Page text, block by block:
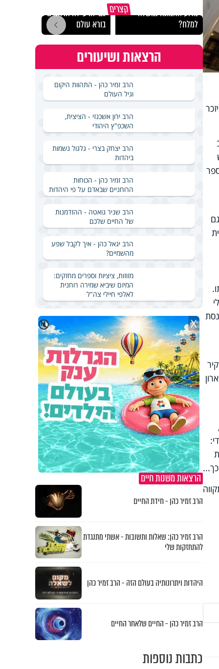
קצרים
מדוע האמונה נמשלה
למלח?
גם ׳הרע׳ זה הרחמים של
בורא עולם
הרצאות ושיעורים
הרב זמיר כהן - התהוות היקום
וגיל העולם
הרב ירון אשכנזי - הציצית,
השכפ"ץ היהודי
הרב יצחק בצרי - גלגול נשמות
ביהדות
הרב זמיר כהן - הכוחות
הרוחניים שבאדם על פי היהדות
הרב שניר גואטה - ההזדמנות
של החיים שלכם
הרב יגאל כהן - איך לקבל שפע
מהשמיים?
מזוזות, ציציות וספרים מחזקים:
המיזם שיביא שמירה רוחנית
לאלפי חיילי צה"ל
🔇 X
הרצאות משנות חיים
הרב זמיר כהן - חידת החיים
הרב זמיר כהן: שאלות ותשובות - אשתי מתנגדת
להתחזקות שלי
היהדות ויתרונותיה בעולם הזה - הרב זמיר כהן
הרב זמיר כהן - החיים שלאחר החיים
כתבות נוספות